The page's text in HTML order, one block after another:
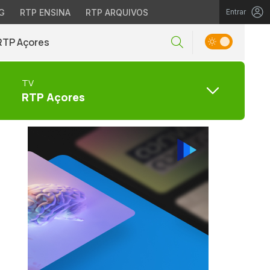
RTP ENSINA RTP ARQUIVOS Entrar
Açores
TV
RTP Açores